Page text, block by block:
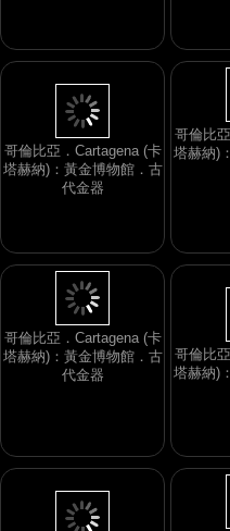
哥倫比亞．Cartagena (卡
塔赫納)：黃金博物館．古
代金器
哥倫比
塔赫納)
哥倫比亞．Cartagena (卡
塔赫納)：黃金博物館．古
代金器
哥倫比
塔赫納)